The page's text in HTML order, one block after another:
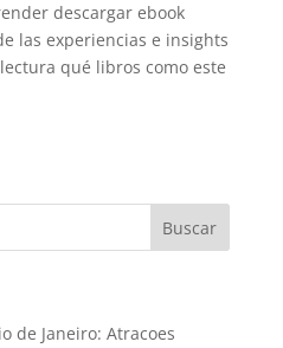
descargar ebook
las experiencias e insights
qué libros como este
de Janeiro: Atracoes